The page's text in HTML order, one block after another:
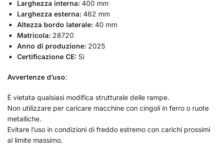
Larghezza interna: 400 mm
Larghezza esterna: 462 mm
Altezza bordo laterale: 40 mm
Matricola: 28720
Anno di produzione: 2025
Certificazione CE: Sì
Avvertenze d’uso:
È vietata qualsiasi modifica strutturale delle rampe.
Non utilizzare per caricare macchine con cingoli in ferro o ruote
metalliche.
Evitare l’uso in condizioni di freddo estremo con carichi prossimi
al limite massimo.